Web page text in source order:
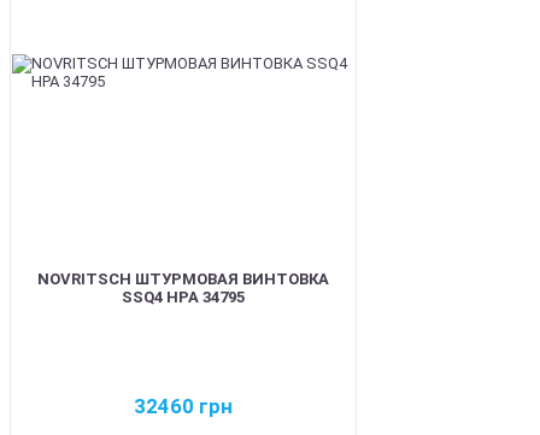
NOVRITSCH ШТУРМОВАЯ ВИНТОВКА
SSQ4 HPA 34795
32460 грн